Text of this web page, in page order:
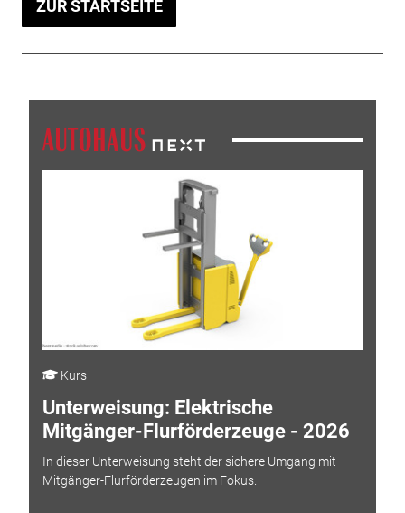
ZUR STARTSEITE
Kurs
Unterweisung: Elektrische
Mitgänger-Flurförderzeuge - 2026
In dieser Unterweisung steht der sichere Umgang mit
Mitgänger-Flurförderzeugen im Fokus.